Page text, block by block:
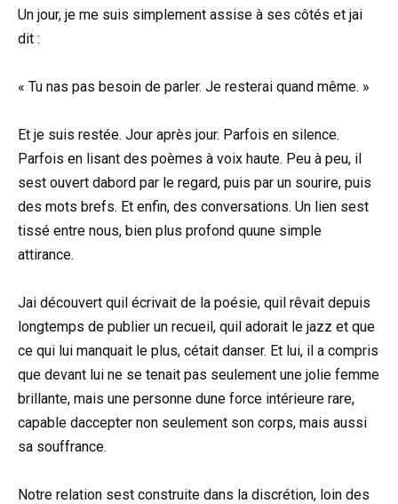
Un jour, je me suis simplement assise à ses côtés et jai
dit :
« Tu nas pas besoin de parler. Je resterai quand même. »
Et je suis restée. Jour après jour. Parfois en silence.
Parfois en lisant des poèmes à voix haute. Peu à peu, il
sest ouvert dabord par le regard, puis par un sourire, puis
des mots brefs. Et enfin, des conversations. Un lien sest
tissé entre nous, bien plus profond quune simple
attirance.
Jai découvert quil écrivait de la poésie, quil rêvait depuis
longtemps de publier un recueil, quil adorait le jazz et que
ce qui lui manquait le plus, cétait danser. Et lui, il a compris
que devant lui ne se tenait pas seulement une jolie femme
brillante, mais une personne dune force intérieure rare,
capable daccepter non seulement son corps, mais aussi
sa souffrance.
Notre relation sest construite dans la discrétion, loin des